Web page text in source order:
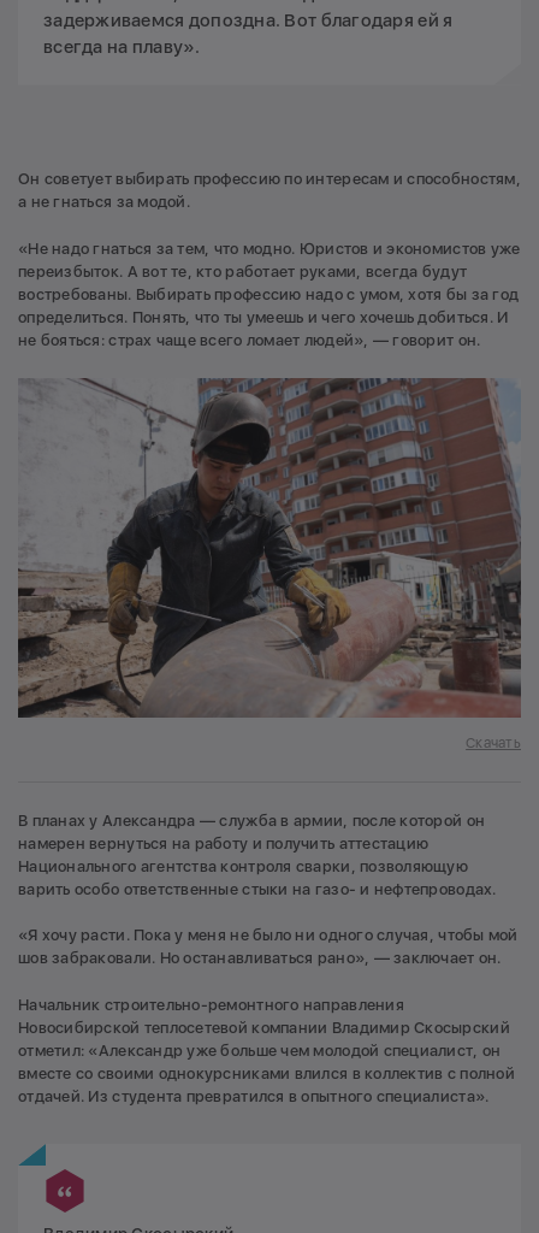
задерживаемся допоздна. Вот благодаря ей я
всегда на плаву».
Он советует выбирать профессию по интересам и способностям,
а не гнаться за модой.
«Не надо гнаться за тем, что модно. Юристов и экономистов уже
переизбыток. А вот те, кто работает руками, всегда будут
востребованы. Выбирать профессию надо с умом, хотя бы за год
определиться. Понять, что ты умеешь и чего хочешь добиться. И
не бояться: страх чаще всего ломает людей», — говорит он.
Скачать
В планах у Александра — служба в армии, после которой он
намерен вернуться на работу и получить аттестацию
Национального агентства контроля сварки, позволяющую
варить особо ответственные стыки на газо- и нефтепроводах.
«Я хочу расти. Пока у меня не было ни одного случая, чтобы мой
шов забраковали. Но останавливаться рано», — заключает он.
Начальник строительно-ремонтного направления
Новосибирской теплосетевой компании Владимир Скосырский
отметил: «Александр уже больше чем молодой специалист, он
вместе со своими однокурсниками влился в коллектив с полной
отдачей. Из студента превратился в опытного специалиста».